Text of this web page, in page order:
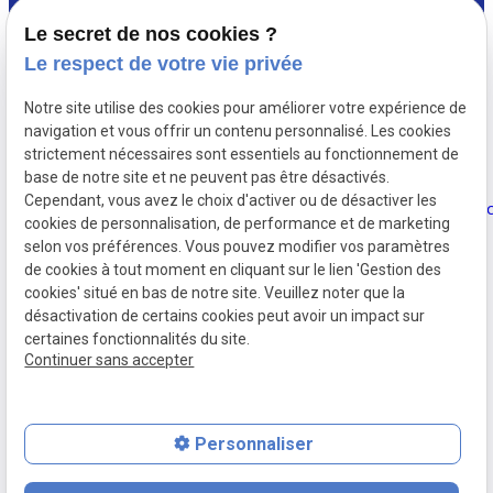
depuis 1987, Delphine Berthelot-
Eiffel conseille et défend de nombreux
investisseurs immobiliers ...
Votre
avocat
Actualités
Contact
Le secret de nos cookies ?
Le respect de votre vie privée
Notre site utilise des cookies pour améliorer votre expérience de
navigation et vous offrir un contenu personnalisé. Les cookies
strictement nécessaires sont essentiels au fonctionnement de
base de notre site et ne peuvent pas être désactivés.
Cependant, vous avez le choix d'activer ou de désactiver les
cookies de personnalisation, de performance et de marketing
selon vos préférences. Vous pouvez modifier vos paramètres
de cookies à tout moment en cliquant sur le lien 'Gestion des
cookies' situé en bas de notre site. Veuillez noter que la
désactivation de certains cookies peut avoir un impact sur
certaines fonctionnalités du site.
Continuer sans accepter
Personnaliser